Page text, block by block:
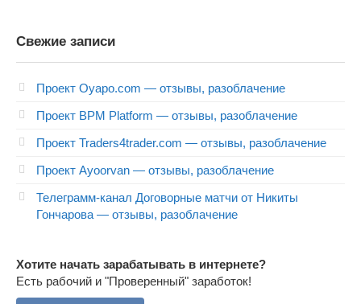
Свежие записи
Проект Oyapo.com — отзывы, разоблачение
Проект BPM Platform — отзывы, разоблачение
Проект Traders4trader.com — отзывы, разоблачение
Проект Ayoorvan — отзывы, разоблачение
Телеграмм-канал Договорные матчи от Никиты
Гончарова — отзывы, разоблачение
Хотите начать зарабатывать в интернете?
Есть рабочий и "Проверенный" заработок!